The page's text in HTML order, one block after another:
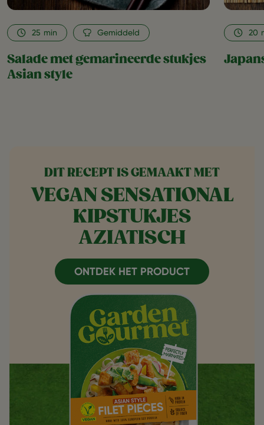
Salade met gemarineerde stukjes
Asian style
25 min Gemiddeld 20
DIT RECEPT IS GEMAAKT MET
VEGAN SENSATIONAL
KIPSTUKJES
AZIATISCH
ONTDEK HET PRODUCT